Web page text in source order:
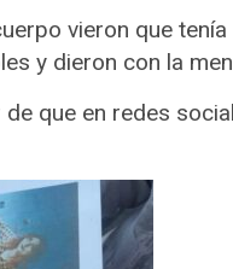
vieron que
y dieron con la
que en redes